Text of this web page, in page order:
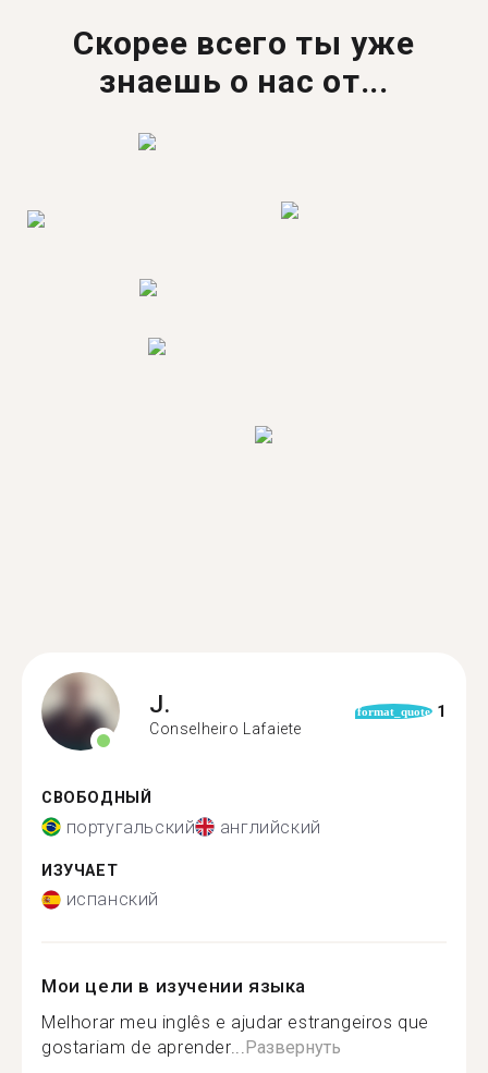
Скорее всего ты уже
знаешь о нас от...
J.
Conselheiro Lafaiete
format_quote 1
СВОБОДНЫЙ
португальский английский
ИЗУЧАЕТ
испанский
Мои цели в изучении языка
Melhorar meu inglês e ajudar estrangeiros que
gostariam de aprender...Развернуть